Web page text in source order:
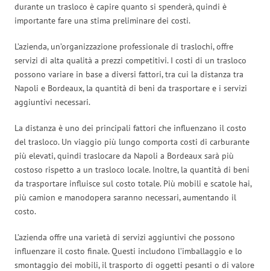
durante un trasloco è capire quanto si spenderà, quindi è
importante fare una stima preliminare dei costi.
L’azienda, un’organizzazione professionale di traslochi, offre
servizi di alta qualità a prezzi competitivi. I costi di un trasloco
possono variare in base a diversi fattori, tra cui la distanza tra
Napoli e Bordeaux, la quantità di beni da trasportare e i servizi
aggiuntivi necessari.
La distanza è uno dei principali fattori che influenzano il costo
del trasloco. Un viaggio più lungo comporta costi di carburante
più elevati, quindi traslocare da Napoli a Bordeaux sarà più
costoso rispetto a un trasloco locale. Inoltre, la quantità di beni
da trasportare influisce sul costo totale. Più mobili e scatole hai,
più camion e manodopera saranno necessari, aumentando il
costo.
L’azienda offre una varietà di servizi aggiuntivi che possono
influenzare il costo finale. Questi includono l’imballaggio e lo
smontaggio dei mobili, il trasporto di oggetti pesanti o di valore